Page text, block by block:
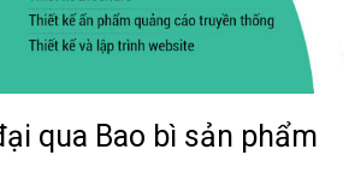
qua Bao bì sản phẩm